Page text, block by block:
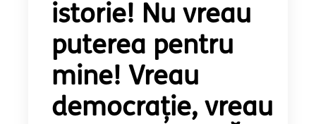
istorie! Nu vreau
puterea pentru
mine! Vreau
democrație, vreau